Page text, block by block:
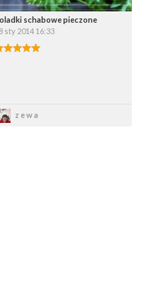
schabowe pieczone
sty 2014 16:33
zewa